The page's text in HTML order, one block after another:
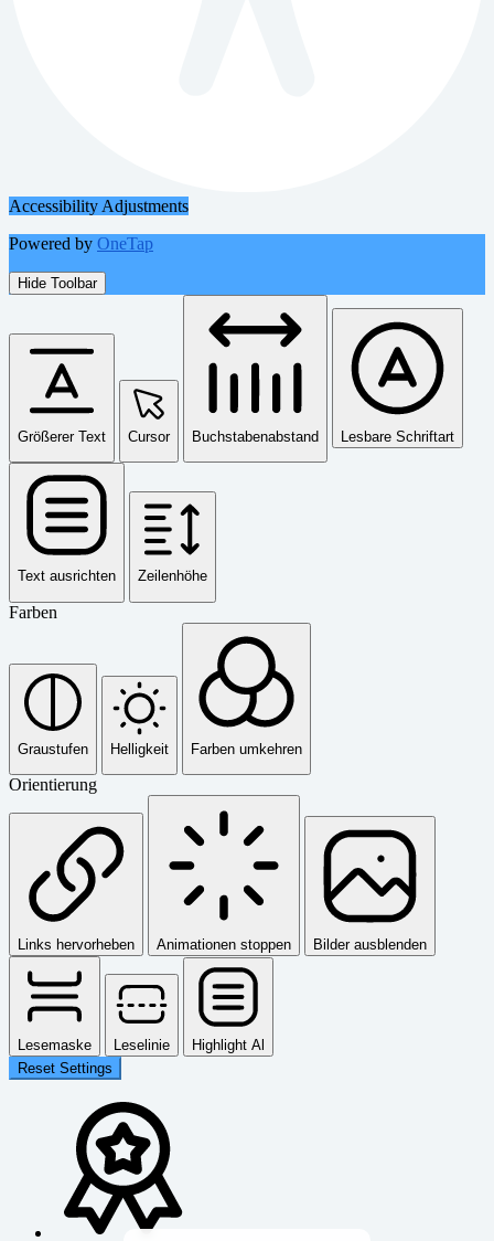
Accessibility Adjustments
Powered by OneTap
Hide Toolbar
Größerer Text Cursor Buchstabenabstand Lesbare Schriftart
Text ausrichten Zeilenhöhe
Farben
Graustufen Helligkeit Farben umkehren
Orientierung
Links hervorheben Animationen stoppen Bilder ausblenden
Lesemaske Leselinie
Highlight Al
Reset Settings